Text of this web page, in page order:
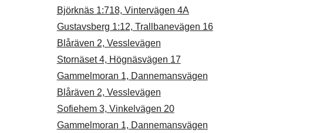
Björknäs 1:718, Vintervägen 4A
Gustavsberg 1:12, Trallbanevägen 16
Blåräven 2, Vesslevägen
Stornäset 4, Högnäsvägen 17
Gammelmoran 1, Dannemansvägen
Blåräven 2, Vesslevägen
Sofiehem 3, Vinkelvägen 20
Gammelmoran 1, Dannemansvägen